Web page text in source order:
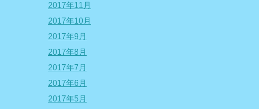
2017年11月
2017年10月
2017年9月
2017年8月
2017年7月
2017年6月
2017年5月